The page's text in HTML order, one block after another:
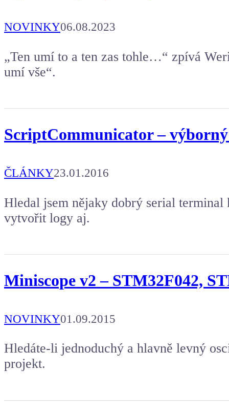
NOVINKY06.08.2023
„Ten umí to a ten zas tohle…“ zpívá
umí vše“.
ScriptCommunicator –
ČLÁNKY23.01.2016
Hledal jsem nějaky dobrý serial
vytvořit logy aj.
Miniscope v2 – STM32F042,
NOVINKY01.09.2015
Hledáte-li jednoduchý a hlavně levný
projekt.